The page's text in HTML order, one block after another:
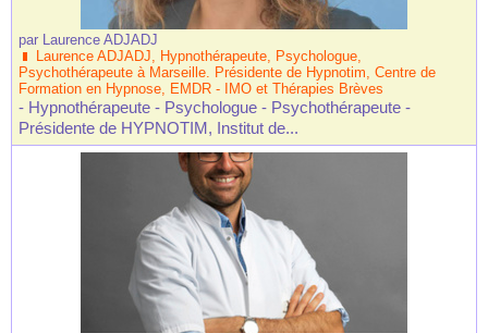
par Laurence ADJADJ
Laurence ADJADJ, Hypnothérapeute, Psychologue,
Psychothérapeute à Marseille. Présidente de Hypnotim, Centre de
Formation en Hypnose, EMDR - IMO et Thérapies Brèves
- Hypnothérapeute - Psychologue - Psychothérapeute -
Présidente de HYPNOTIM, Institut de...